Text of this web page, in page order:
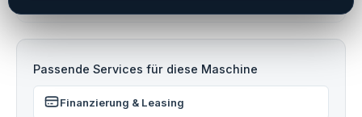
Passende Services für diese Maschine
Finanzierung & Leasing